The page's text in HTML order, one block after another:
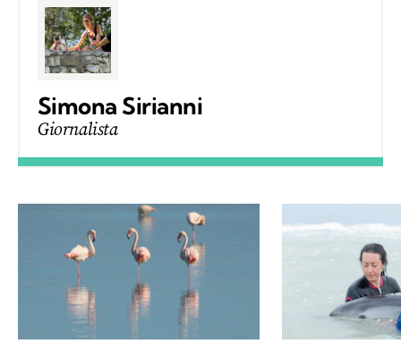
Simona Sirianni
Giornalista